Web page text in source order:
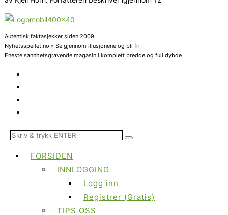
Autentisk faktasjekker siden 2009
Nyhetsspeilet.no » Se gjennom illusjonene og bli fri
Eneste sannhetsgravende magasin i komplett bredde og full dybde
FORSIDEN
INNLOGGING
Logg inn
Registrer (Gratis)
TIPS OSS